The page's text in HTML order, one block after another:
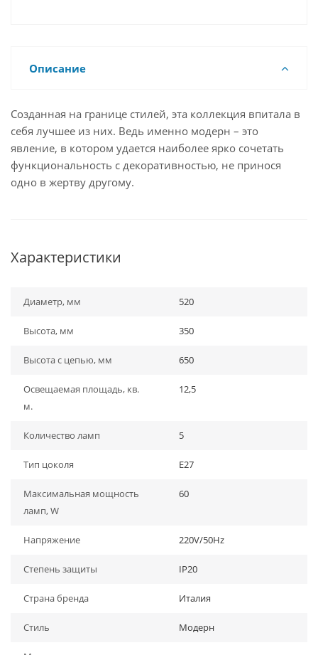
Описание
Созданная на границе стилей, эта коллекция впитала в
себя лучшее из них. Ведь именно модерн – это
явление, в котором удается наиболее ярко сочетать
функциональность с декоративностью, не принося
одно в жертву другому.
Характеристики
Диаметр, мм 520
Высота, мм 350
Высота с цепью, мм 650
Освещаемая площадь, кв.
м.
12,5
Количество ламп 5
Тип цоколя E27
Максимальная мощность
ламп, W
60
Напряжение 220V/50Hz
Степень защиты IP20
Страна бренда Италия
Стиль Модерн